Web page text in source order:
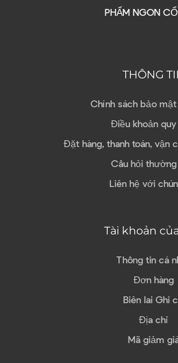
THÔNG
Chính sách bảo
Điều khoản quy
Đặt hàng, thanh toán, vận
Câu hỏi
Liên hệ với
Tài khoản
Thông tin cá
Đơn hàng
Biên lai Ghi
Địa chỉ
Mã giảm